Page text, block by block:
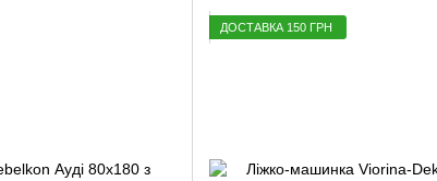
ДОСТАВКА 150 ГРН